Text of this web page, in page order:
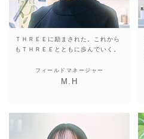
ＴＨＲＥＥに励まされた。
これから
も ＴＨＲＥＥとともに歩んでいく。
フィールドマネージャー
M.H